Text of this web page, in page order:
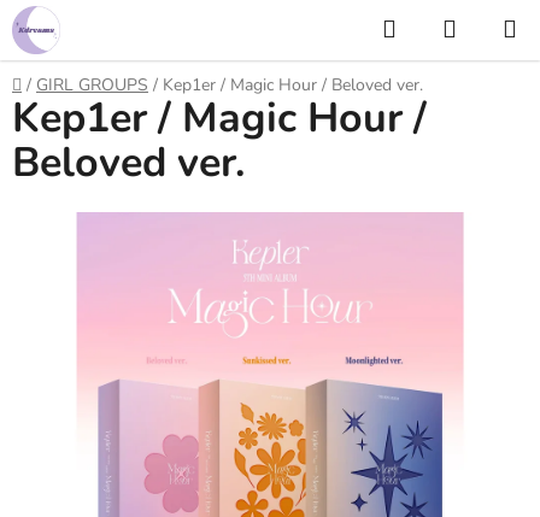
Prejsť
na
obsah
Hľadať
KOŠÍK
Domov
/ GIRL GROUPS / Kep1er / Magic Hour / Beloved ver.
Kep1er / Magic Hour /
Beloved ver.